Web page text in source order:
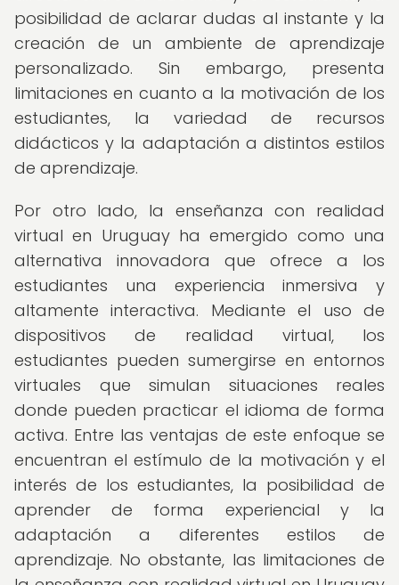
posibilidad de aclarar dudas al instante y la
creación de un ambiente de aprendizaje
personalizado. Sin embargo, presenta
limitaciones en cuanto a la motivación de los
estudiantes, la variedad de recursos
didácticos y la adaptación a distintos estilos
de aprendizaje.
Por otro lado, la enseñanza con realidad
virtual en Uruguay ha emergido como una
alternativa innovadora que ofrece a los
estudiantes una experiencia inmersiva y
altamente interactiva. Mediante el uso de
dispositivos de realidad virtual, los
estudiantes pueden sumergirse en entornos
virtuales que simulan situaciones reales
donde pueden practicar el idioma de forma
activa. Entre las ventajas de este enfoque se
encuentran el estímulo de la motivación y el
interés de los estudiantes, la posibilidad de
aprender de forma experiencial y la
adaptación a diferentes estilos de
aprendizaje. No obstante, las limitaciones de